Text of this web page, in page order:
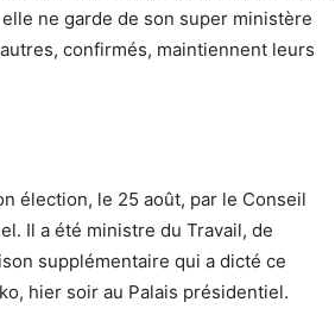
elle ne garde de son super ministère
confirmés, maintiennent leurs
élection, le 25 août, par le Conseil
Il a été ministre du Travail, de
supplémentaire qui a dicté ce
hier soir au Palais présidentiel.